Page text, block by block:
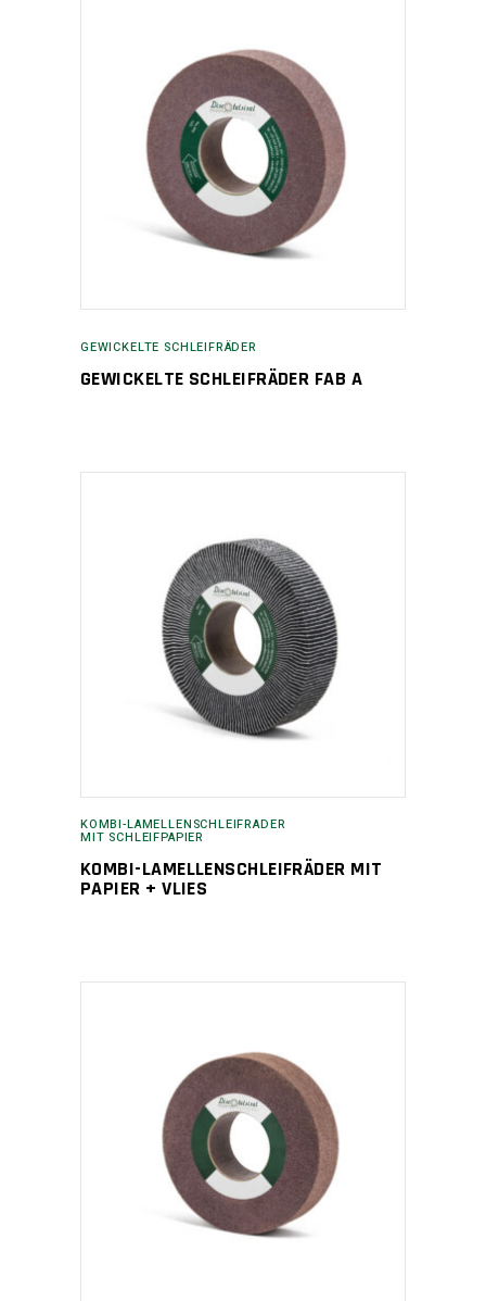
GEWICKELTE SCHLEIFRÄDER
GEWICKELTE SCHLEIFRÄDER FAB A
KOMBI-LAMELLENSCHLEIFRÄDER
MIT SCHLEIFPAPIER
KOMBI-LAMELLENSCHLEIFRÄDER MIT
PAPIER + VLIES